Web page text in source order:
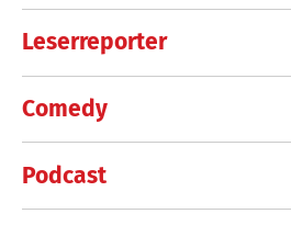
Leserreporter
Comedy
Podcast